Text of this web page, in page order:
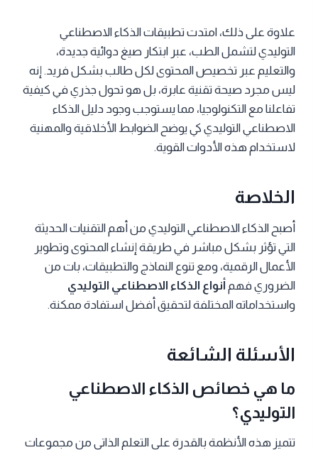
علاوة على ذلك، امتدت تطبيقات الذكاء الاصطناعي
التوليدي لتشمل الطب، عبر ابتكار صيغ دوائية جديدة،
والتعليم عبر تخصيص المحتوى لكل طالب بشكل فريد. إنه
ليس مجرد صيحة تقنية عابرة، بل هو تحول جذري في كيفية
تفاعلنا مع التكنولوجيا، مما يستوجب وجود دليل الذكاء
الاصطناعي التوليدي كي يوضح الضوابط الأخلاقية والمهنية
لاستخدام هذه الأدوات القوية.
الخلاصة
أصبح الذكاء الاصطناعي التوليدي من أهم التقنيات الحديثة
التي تؤثر بشكل مباشر في طريقة إنشاء المحتوى وتطوير
الأعمال الرقمية، ومع تنوع النماذج والتطبيقات، بات من
الضروري فهم أنواع الذكاء الاصطناعي التوليدي
واستخداماته المختلفة لتحقيق أفضل استفادة ممكنة.
الأسئلة الشائعة
ما هي خصائص الذكاء الاصطناعي
التوليدي؟
تتميز هذه الأنظمة بالقدرة على التعلم الذاتي من مجموعات